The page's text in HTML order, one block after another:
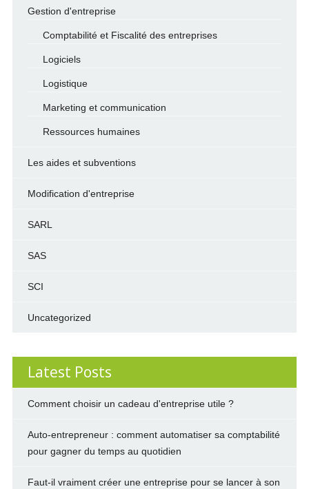
Gestion d'entreprise
Comptabilité et Fiscalité des entreprises
Logiciels
Logistique
Marketing et communication
Ressources humaines
Les aides et subventions
Modification d'entreprise
SARL
SAS
SCI
Uncategorized
Latest Posts
Comment choisir un cadeau d'entreprise utile ?
Auto-entrepreneur : comment automatiser sa comptabilité
pour gagner du temps au quotidien
Faut-il vraiment créer une entreprise pour se lancer à son